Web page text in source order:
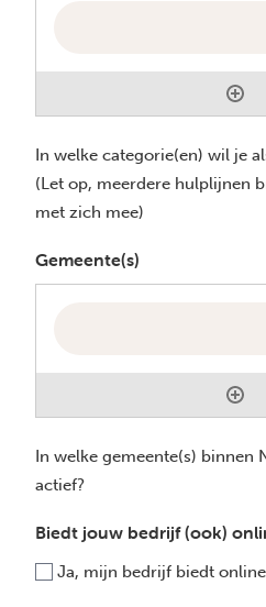
o
n
n
u
m
f
t
e
l
n
m
m
e
e
d
r
e
s
In welke categorie(en) wil je
(Let op, meerdere hulplijnen
met zich mee)
Gemeente(s)
In welke gemeente(s) binnen
actief?
Biedt jouw bedrijf (ook)
Ja, mijn bedrijf biedt